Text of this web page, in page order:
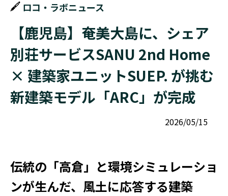
ロコ・ラボニュース
【鹿児島】奄美大島に、シェア
別荘サービスSANU 2nd Home
× 建築家ユニットSUEP. が挑む
新建築モデル「ARC」が完成
2026/05/15
伝統の「高倉」と環境シミュレーショ
ンが生んだ、風土に応答する建築